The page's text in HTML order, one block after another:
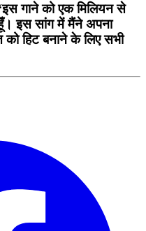
गाने को एक मिलियन से
इस सांग में मैंने अपना
हिट बनाने के लिए सभी